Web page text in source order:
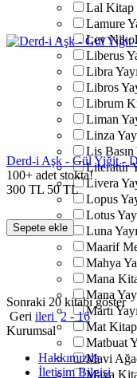
Lal Kitap
Lamure
Lev
Liberus
Libra
Libros
Librum
Liman
Linza
Lis Basın
Literatür
Livera
Lopus
Lotus
Luna
Maarif
Mahya
Mana
Mana
Martı
Mat Kitap
Matbuat
Mavi
Maya
Derd-i Aşk - Gül Yiğit -
100+ adet stokta!
300 TL 50 TL
Sepete ekle
Sonraki 20 kitabı göster
Geri ileri 2 - 16
Kurumsal
Hakkımızda
İletişim Bilgisi